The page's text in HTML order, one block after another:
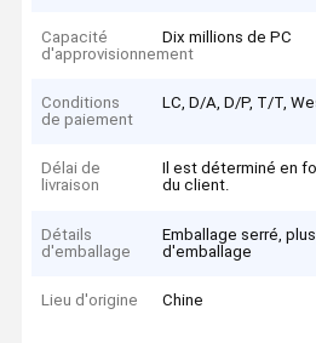
Capacité
d'approvisionnement
Dix millions de PC
Conditions
de paiement
LC, D/A, D/P, T/T,
Délai de
livraison
Il est déterminé en
du client.
Détails
d'emballage
Emballage serré,
d'emballage
Lieu d'origine Chine